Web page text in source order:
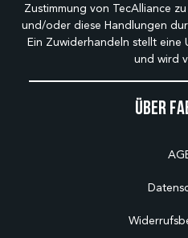
Über
Zustimmung von TecAlliance
und/oder diese Handlungen
Ein Zuwiderhandeln stellt
und wird